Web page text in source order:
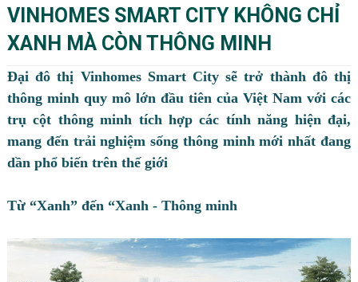
VINHOMES SMART CITY KHÔNG CHỈ
XANH MÀ CÒN THÔNG MINH
Đại đô thị Vinhomes Smart City sẽ trở thành đô thị
thông minh quy mô lớn đầu tiên của Việt Nam với các
trụ cột thông minh tích hợp các tính năng hiện đại,
mang đến trải nghiệm sống thông minh mới nhất đang
dần phổ biến trên thế giới
Từ “Xanh” đến “Xanh - Thông minh